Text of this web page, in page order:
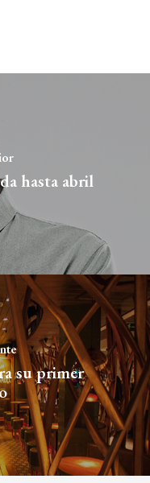
hasta abril
su primer